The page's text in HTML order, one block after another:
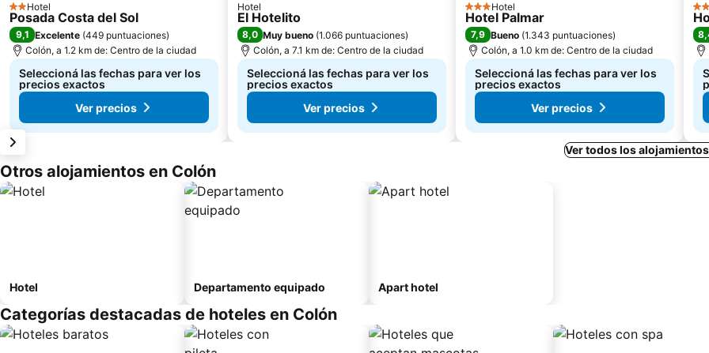
2 Estrellas
Hotel
Posada Costa del Sol
9,1 Excelente (449 puntuaciones)
Colón, a 1.2 km de: Centro de la ciudad
Seleccioná las fechas para ver los
precios exactos
Ver precios
Hotel
El Hotelito
8,0 Muy bueno (1.066 puntuaciones)
Colón, a 7.1 km de: Centro de la ciudad
Seleccioná las fechas para ver los
precios exactos
Ver precios
3 Estrellas
Hotel
Hotel Palmar
7,9 Bueno (1.343 puntuaciones)
Colón, a 1.0 km de: Centro de la ciudad
Seleccioná las fechas para ver los
precios exactos
Ver precios
3
Ver todos los
Otros alojamientos en Colón
Hotel Departamento equipado Apart hotel
Categorías destacadas de hoteles en Colón